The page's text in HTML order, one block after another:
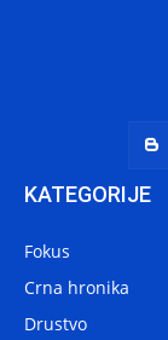
KATEGORIJE
Fokus
Crna hronika
Drustvo